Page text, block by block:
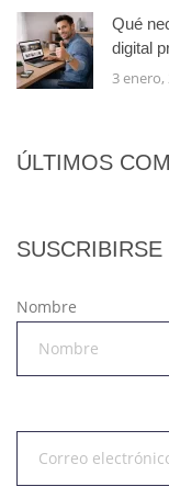
Qué
digital
3 enero,
ÚLTIMOS
SUSCRIBIRSE
Nombre